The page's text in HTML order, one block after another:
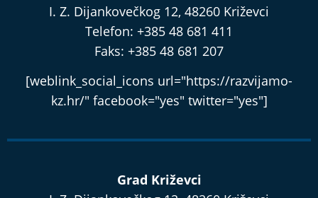
I. Z. Dijankovečkog 12, 48260 Križevci
Telefon: +385 48 681 411
Faks: +385 48 681 207
[weblink_social_icons url="https://razvijamo-
kz.hr/" facebook="yes" twitter="yes"]
Grad Križevci